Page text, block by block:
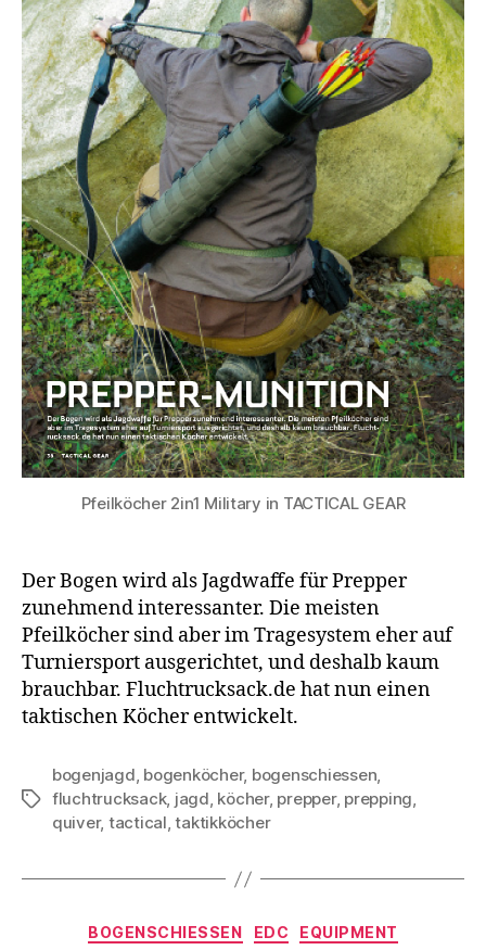
Pfeilköcher 2in1 Military in TACTICAL GEAR
Der Bogen wird als Jagdwaffe für Prepper
zunehmend interessanter. Die meisten
Pfeilköcher sind aber im Tragesystem eher auf
Turniersport ausgerichtet, und deshalb kaum
brauchbar. Fluchtrucksack.de hat nun einen
taktischen Köcher entwickelt.
Schlagwörter
bogenjagd, bogenköcher, bogenschiessen,
fluchtrucksack, jagd, köcher, prepper, prepping,
quiver, tactical,taktikköcher
Kategorien
BOGENSCHIESSEN EDC
EQUIPMENT